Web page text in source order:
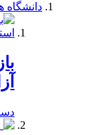
دانشگاه